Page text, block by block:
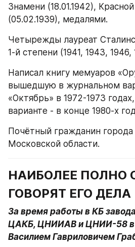
Знамени (18.01.1942),
(05.02.1939), медалями.
Четырежды лауреат
1-й степени (1941, 1943, 1946,
Написал книгу мемуаров
вышедшую в журнальном
«Октябрь» в 1972-1973
варианте - в конце 1980-х
Почётный гражданин города
Московской области.
НАИБОЛЕЕ ПОЛНО
ГОВОРЯТ ЕГО ДЕЛА
За время работы в КБ
ЦАКБ, ЦНИИАВ и ЦНИИ-58 в
Василием Гавриловичем